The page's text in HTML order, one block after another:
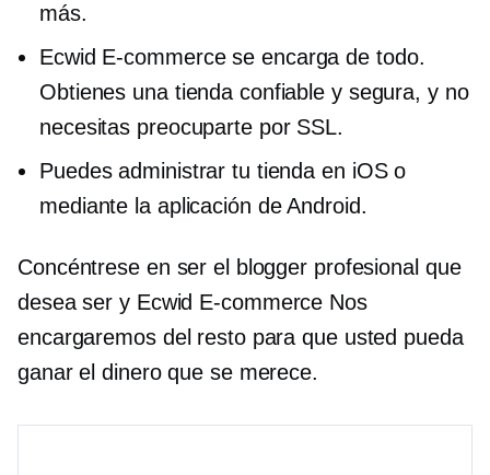
más.
Ecwid E-commercese encarga de todo.
Obtienes una tienda confiable y segura, y no
necesitas preocuparte por SSL.
Puedes administrar tu tienda en iOS o
mediante la aplicación de Android.
Concéntrese en ser el blogger profesional que
desea ser y Ecwid E-commerce Nos
encargaremos del resto para que usted pueda
ganar el dinero que se merece.